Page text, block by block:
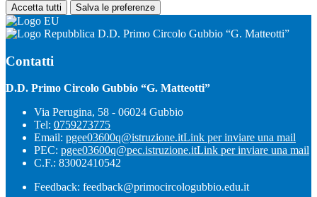
Accetta tutti Salva le preferenze
D.D. Primo Circolo Gubbio “G. Matteotti”
Contatti
D.D. Primo Circolo Gubbio “G. Matteotti”
Via Perugina, 58 - 06024 Gubbio
Tel: 0759273775
Email: pgee03600q@istruzione.itLink per inviare una mail
PEC: pgee03600q@pec.istruzione.itLink per inviare una mail
C.F.: 83002410542
Feedback: feedback@primocircologubbio.edu.it